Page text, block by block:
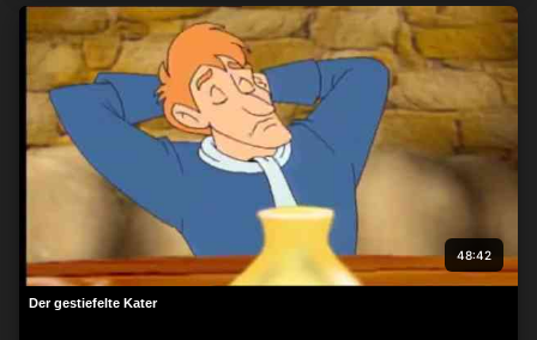
48:42
Der gestiefelte Kater